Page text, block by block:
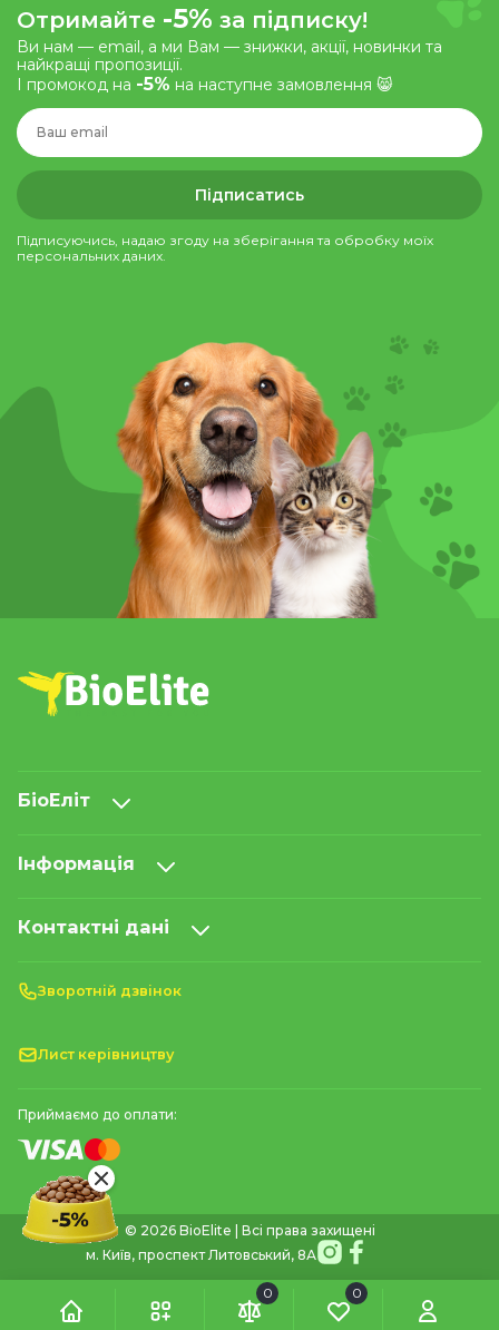
Отримайте -5% за підписку!
Ви нам — email, а ми Вам — знижки, акції, новинки та
найкращі пропозиції.
І промокод на -5% на наступне замовлення 😸
Підписатись
Підписуючись, надаю згоду на зберігання та обробку моїх
персональних даних.
БіоЕліт
Інформація
Контактні дані
Зворотній дзвінок
Лист керівництву
Приймаємо до оплати:
© 2026 BioElite | Всі права захищені
м. Київ, проспект Литовський, 8А
0 0